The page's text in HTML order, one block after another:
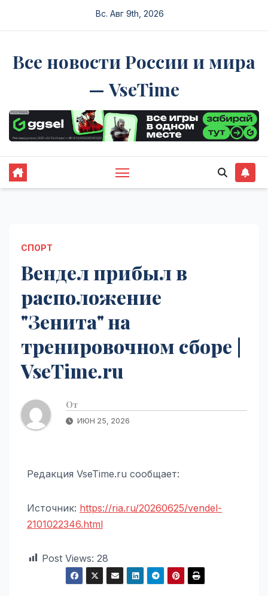
Вс. Авг 9th, 2026
Все новости России и мира
— VseTime
СПОРТ
Вендел прибыл в
расположение
"Зенита" на
тренировочном сборе |
VseTime.ru
От
ИЮН 25, 2026
Редакция VseTime.ru сообщает:
Источник: https://ria.ru/20260625/vendel-
2101022346.html
Post Views: 28